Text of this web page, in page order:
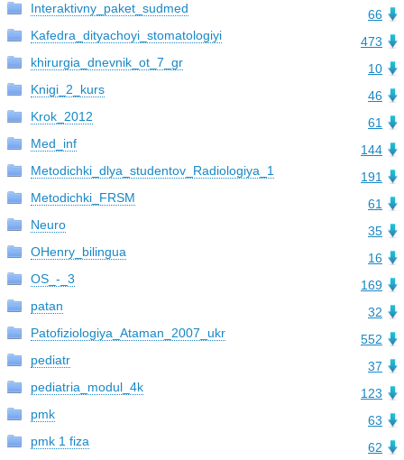
66
Interaktivny_paket_sudmed
473
Kafedra_dityachoyi_stomatologiyi
10
khirurgia_dnevnik_ot_7_gr
46
Knigi_2_kurs
61
Krok_2012
144
Med_inf
191
Metodichki_dlya_studentov_Radiologiya_1
61
Metodichki_FRSM
35
Neuro
16
OHenry_bilingua
169
OS_-_3
32
patan
552
Patofiziologiya_Ataman_2007_ukr
37
pediatr
123
pediatria_modul_4k
63
pmk
62
pmk 1 fiza